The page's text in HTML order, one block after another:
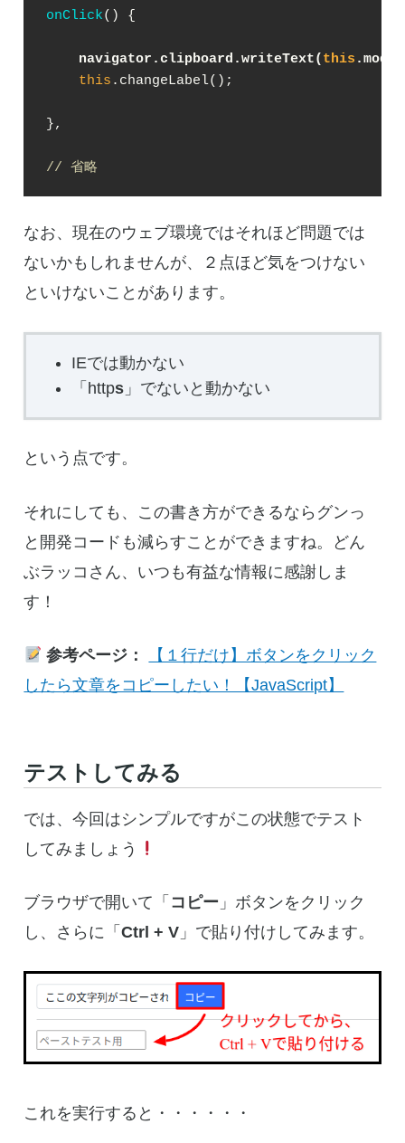
onClick( ) {
navigator.clipboard.writeText(this
this .changeLabel();
},
// 省略
なお、現在のウェブ環境ではそれほど問題では
ないかもしれませんが、２点ほど気をつけない
といけないことがあります。
IEでは動かない
「https」でないと動かない
という点です。
それにしても、この書き方ができるならグンっ
と開発コードも減らすことができますね。どん
ぶラッコさん、いつも有益な情報に感謝しま
す！
参考ページ：
【１行だけ】ボタンをクリック
したら文章をコピーしたい！【JavaScript】
テストしてみる
では、今回はシンプルですがこの状態でテスト
してみましょう
ブラウザで開いて「 コピー 」ボタンをクリック
し、さらに「Ctrl + V 」で貼り付けしてみます。
これを実行すると・・・・・・